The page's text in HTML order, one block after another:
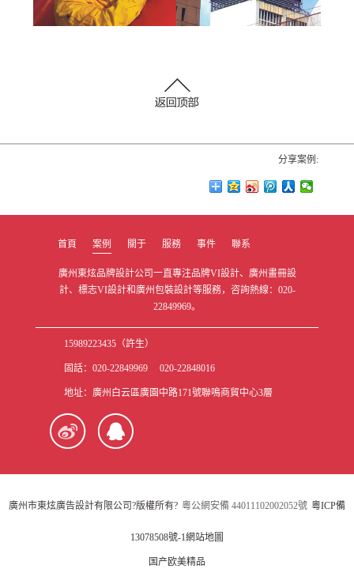
分享案例:
首頁 案例 關于 服務 事件 聯系
廣州東炫品牌設計公司一直專注品牌VI設計、廣州畫冊設
計、標志VI設計和廣州包裝設計等服務，咨詢熱線：020-
22849969。
15989223435（許生）
固話：020-22849969 020-22848016
地址：廣州白云區廣園中路171號聯鳴商貿中心3層
廣州市東炫廣告設計有限公司?版權所有? 粵公網安備 44011102002052號 粵ICP備
13078508號-1網站地圖
国产欧美精品